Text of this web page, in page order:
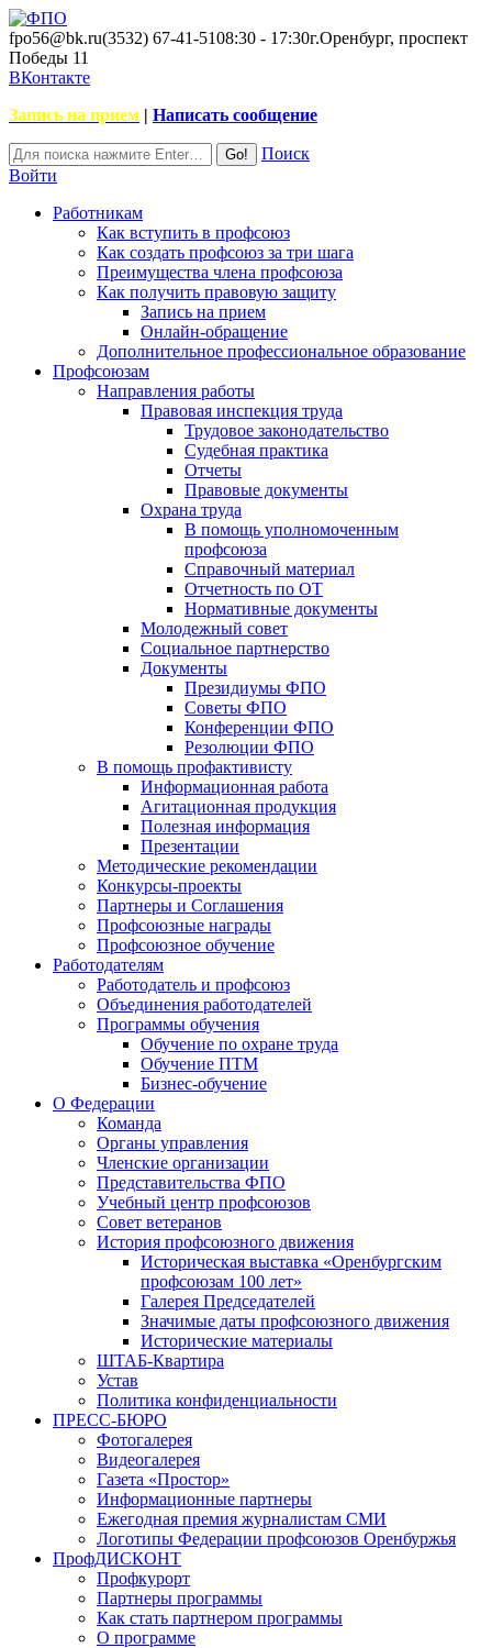
fpo56@bk.ru(3532) 67-41-5108:30 - 17:30г.Оренбург, проспект
Победы 11
ВКонтакте
Запись на прием | Написать сообщение
Поиск
Войти
Работникам
Как вступить в профсоюз
Как создать профсоюз за три шага
Преимущества члена профсоюза
Как получить правовую защиту
Запись на прием
Онлайн-обращение
Дополнительное профессиональное образование
Профсоюзам
Направления работы
Правовая инспекция труда
Трудовое законодательство
Судебная практика
Отчеты
Правовые документы
Охрана труда
В помощь уполномоченным
профсоюза
Справочный материал
Отчетность по ОТ
Нормативные документы
Молодежный совет
Социальное партнерство
Документы
Президиумы ФПО
Советы ФПО
Конференции ФПО
Резолюции ФПО
В помощь профактивисту
Информационная работа
Агитационная продукция
Полезная информация
Презентации
Методические рекомендации
Конкурсы-проекты
Партнеры и Соглашения
Профсоюзные награды
Профсоюзное обучение
Работодателям
Работодатель и профсоюз
Объединения работодателей
Программы обучения
Обучение по охране труда
Обучение ПТМ
Бизнес-обучение
О Федерации
Команда
Органы управления
Членские организации
Представительства ФПО
Учебный центр профсоюзов
Совет ветеранов
История профсоюзного движения
Историческая выставка «Оренбургским
профсоюзам 100 лет»
Галерея Председателей
Значимые даты профсоюзного движения
Исторические материалы
ШТАБ-Квартира
Устав
Политика конфиденциальности
ПРЕСС-БЮРО
Фотогалерея
Видеогалерея
Газета «Простор»
Информационные партнеры
Ежегодная премия журналистам СМИ
Логотипы Федерации профсоюзов Оренбуржья
ПрофДИСКОНТ
Профкурорт
Партнеры программы
Как стать партнером программы
О программе